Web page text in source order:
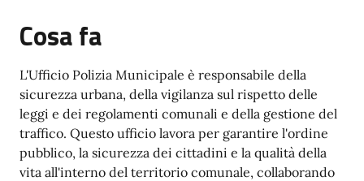
Cosa fa
L'Ufficio Polizia Municipale è responsabile della
sicurezza urbana, della vigilanza sul rispetto delle
leggi e dei regolamenti comunali e della gestione del
traffico. Questo ufficio lavora per garantire l'ordine
pubblico, la sicurezza dei cittadini e la qualità della
vita all'interno del territorio comunale, collaborando